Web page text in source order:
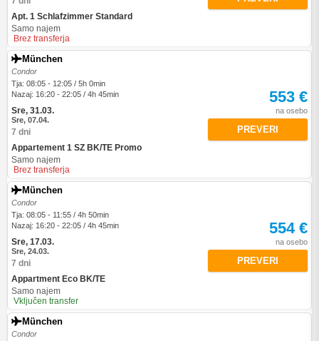
Apt. 1 Schlafzimmer Standard
Samo najem
Brez transferja
München
Condor
Tja: 08:05 - 12:05 / 5h 0min
Nazaj: 16:20 - 22:05 / 4h 45min
Sre, 31.03.
Sre, 07.04.
7 dni
Appartement 1 SZ BK/TE Promo
Samo najem
Brez transferja
553 €
na osebo
PREVERI
München
Condor
Tja: 08:05 - 11:55 / 4h 50min
Nazaj: 16:20 - 22:05 / 4h 45min
Sre, 17.03.
Sre, 24.03.
7 dni
Appartment Eco BK/TE
Samo najem
Vključen transfer
554 €
na osebo
PREVERI
München
Condor